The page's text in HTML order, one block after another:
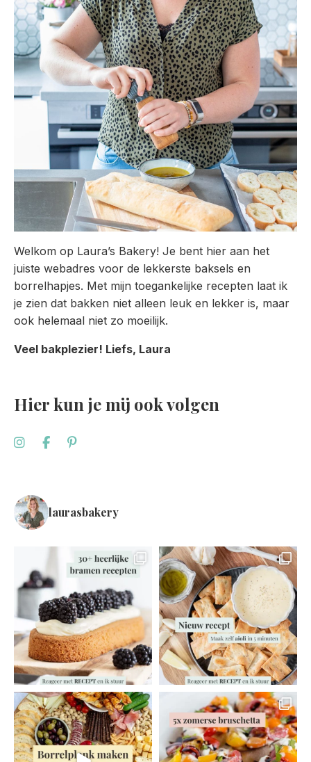
Welkom op Laura’s Bakery! Je bent hier aan het
juiste webadres voor de lekkerste baksels en
borrelhapjes. Met mijn toegankelijke recepten laat ik
je zien dat bakken niet alleen leuk en lekker is, maar
ook helemaal niet zo moeilijk.
Veel bakplezier! Liefs, Laura
Hier kun je mij ook volgen
laurasbakery